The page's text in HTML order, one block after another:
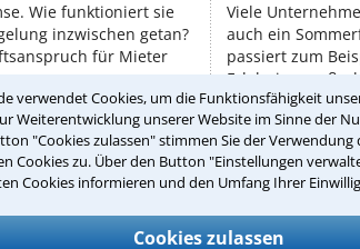
verwendet Cookies, um die Funktionsfähigkeit
Weiterentwicklung unserer Website im Sinne der
"Cookies zulassen" stimmen Sie der
Cookies zu. Über den Button "Einstellungen
Cookies informieren und den Umfang Ihrer
Cookies zulassen
Wie funktioniert sie
inzwischen getan?
für Mieter
Viele
auch ein
passiert zum
Erlebnisse
Teste Dein Rechtswissen